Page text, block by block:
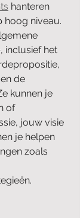
hanteren
hoog niveau.
inclusief het
de
kunnen je
of
jouw visie
je helpen
zoals